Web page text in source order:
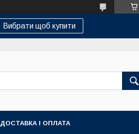
Вибрати щоб купити
ДОСТАВКА І ОПЛАТА